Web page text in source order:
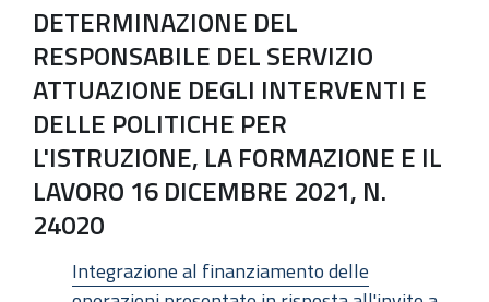
DETERMINAZIONE DEL
RESPONSABILE DEL SERVIZIO
ATTUAZIONE DEGLI INTERVENTI E
DELLE POLITICHE PER
L'ISTRUZIONE, LA FORMAZIONE E IL
LAVORO 16 DICEMBRE 2021, N.
24020
Integrazione al finanziamento delle